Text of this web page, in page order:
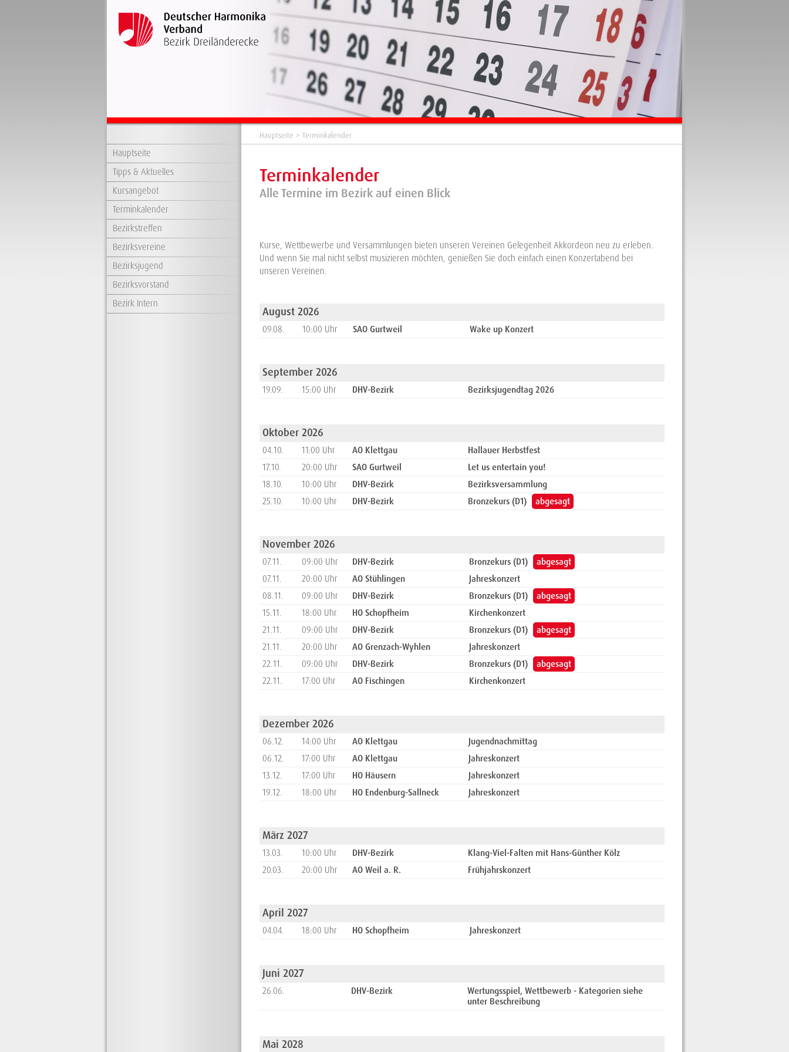
Hauptseite
Tipps & Aktuelles
Kursangebot
Terminkalender
Bezirkstreffen
Bezirksvereine
Bezirksjugend
Bezirksvorstand
Bezirk Intern
Hauptseite > Terminkalender
Terminkalender
Alle Termine im Bezirk auf einen Blick
Kurse, Wettbewerbe und Versammlungen bieten unseren Vereinen Gelegenheit Akkordeon neu zu erleben.
Und wenn Sie mal nicht selbst musizieren möchten, genießen Sie doch einfach einen Konzertabend bei
unseren Vereinen.
August 2026
09.08. 10:00 Uhr SAO Gurtweil Wake up Konzert
September 2026
19.09. 15:00 Uhr DHV-Bezirk Bezirksjugendtag 2026
Oktober 2026
04.10. 11:00 Uhr AO Klettgau
Hallauer Herbstfest
17.10.
20:00 Uhr SAO Gurtweil
Let us entertain you!
18.10.
10:00 Uhr DHV-Bezirk
Bezirksversammlung
25.10.
10:00 Uhr DHV-Bezirk Bronzekurs (D1) abgesagt
November 2026
07.11. 09:00 Uhr DHV-Bezirk Bronzekurs (D1)
abgesagt
07.11.
20:00 Uhr AO Stühlingen
Jahreskonzert
08.11.
09:00 Uhr DHV-Bezirk Bronzekurs (D1)
abgesagt
15.11.
18:00 Uhr HO Schopfheim
Kirchenkonzert
21.11.
09:00 Uhr DHV-Bezirk Bronzekurs (D1)
abgesagt
21.11.
20:00 Uhr AO Grenzach-Wyhlen
Jahreskonzert
22.11.
09:00 Uhr DHV-Bezirk Bronzekurs (D1)
abgesagt
22.11.
17:00 Uhr AO Fischingen Kirchenkonzert
Dezember 2026
06.12. 14:00 Uhr AO Klettgau
Jugendnachmittag
06.12.
17:00 Uhr AO Klettgau
Jahreskonzert
13.12.
17:00 Uhr HO Häusern
Jahreskonzert
19.12.
18:00 Uhr HO Endenburg-Sallneck Jahreskonzert
März 2027
13.03. 10:00 Uhr DHV-Bezirk
Klang-Viel-Falten mit Hans-Günther Kölz
20.03.
20:00 Uhr AO Weil a. R. Frühjahrskonzert
April 2027
04.04. 18:00 Uhr HO Schopfheim Jahreskonzert
Juni 2027
26.06. DHV-Bezirk
Wertungsspiel, Wettbewerb - Kategorien siehe
unter Beschreibung
Mai 2028